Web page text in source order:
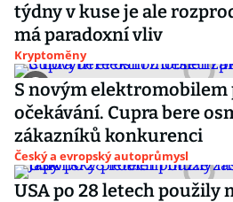
týdny v kuse je ale
má paradoxní vliv
Kryptoměny
S novým
očekávání. Cupra bere
zákazníků konkurenci
Český a evropský autoprůmysl
USA po 28 letech použily